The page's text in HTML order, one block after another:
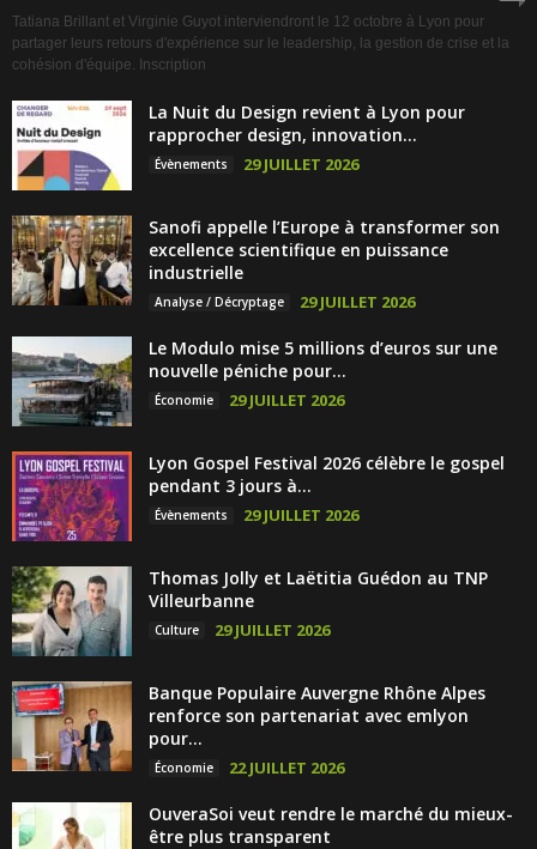
Tatiana Brillant et Virginie Guyot interviendront le 12 octobre à Lyon pour
partager leurs retours d'expérience sur le leadership, la gestion de crise et la
cohésion d'équipe. Inscription
La Nuit du Design revient à Lyon pour
rapprocher design, innovation...
Évènements 29 JUILLET 2026
Sanofi appelle l’Europe à transformer son
excellence scientifique en puissance
industrielle
Analyse / Décryptage 29 JUILLET 2026
Le Modulo mise 5 millions d’euros sur une
nouvelle péniche pour...
Économie 29 JUILLET 2026
Lyon Gospel Festival 2026 célèbre le gospel
pendant 3 jours à...
Évènements 29 JUILLET 2026
Thomas Jolly et Laëtitia Guédon au TNP
Villeurbanne
Culture 29 JUILLET 2026
Banque Populaire Auvergne Rhône Alpes
renforce son partenariat avec emlyon
pour...
Économie 22 JUILLET 2026
OuveraSoi veut rendre le marché du mieux-
être plus transparent